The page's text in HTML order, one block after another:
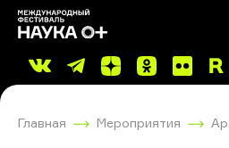
Главная Мероприятия